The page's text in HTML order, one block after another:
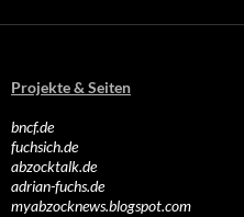
Projekte & Seiten
bncf.de
fuchsich.de
abzocktalk.de
adrian-fuchs.de
myabzocknews.blogspot.com